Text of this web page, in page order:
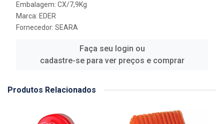
Embalagem: CX/7,9Kg
Marca: EDER
Fornecedor: SEARA
Faça seu login ou
cadastre-se para ver preços e comprar
Produtos Relacionados